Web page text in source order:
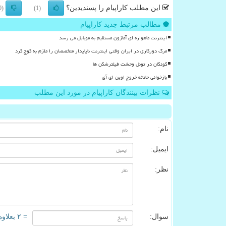
این مطلب کاراپیام را پسندیدین؟ (1)
(0)
مطالب مرتبط جدید کاراپیام
اینترنت ماهواره ای آمازون مستقیم به موبایل می رسد
مرگ دورکاری در ایران وقتی اینترنت ناپایدار متخصصان را ملزم به کوچ کرد
کودکان در تونل وحشت فیلترشکن ها
بازخوانی حادثه خروج اوپن ای آی
نظرات بینندگان کاراپیام در مورد این مطلب
نام:
ایمیل:
نظر:
سوال: = ۲ بعلاوه ۳